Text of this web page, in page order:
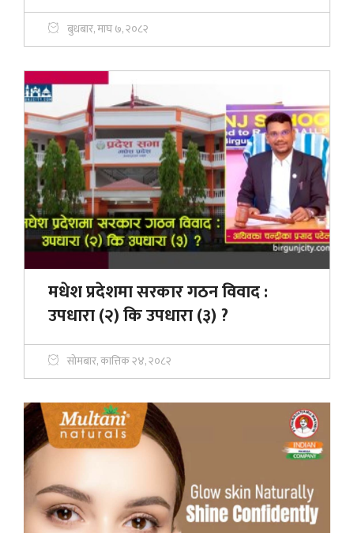
बुधबार, माघ ७, २०८२
मधेश प्रदेशमा सरकार गठन विवाद :
उपधारा (२) कि उपधारा (३) ?
सोमबार, कात्तिक २४, २०८२